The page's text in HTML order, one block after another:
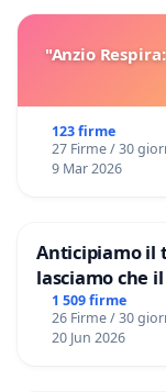
"Anzio
123 firme
27 Firme / 30
9 Mar 2026
Anticipiamo il
lasciamo che
Domenico
1 509 firme
26 Firme / 30
20 Jun 2026